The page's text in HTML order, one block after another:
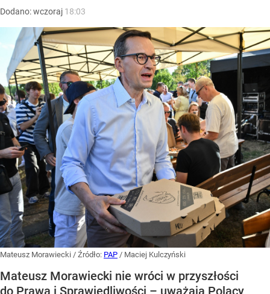
Dodano:wczoraj 18:03
Mateusz Morawiecki / Źródło: PAP / Maciej Kulczyński
Mateusz Morawiecki nie wróci w przyszłości
do Prawa i Sprawiedliwości – uważają Polacy